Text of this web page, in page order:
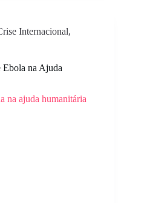
Internacional,
Ebola na Ajuda